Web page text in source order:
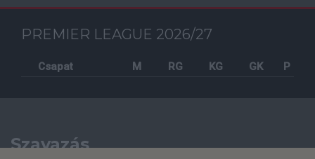
PREMIER LEAGUE 2026/27
Csapat M RG KG GK P
Szavazás